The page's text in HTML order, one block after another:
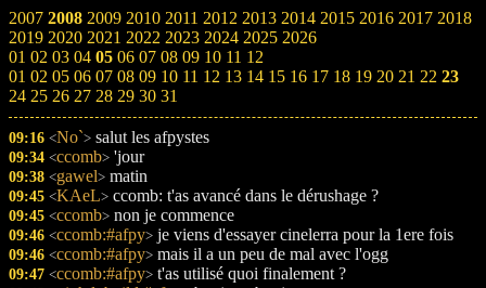
2007 2008 2009 2010 2011 2012 2013 2014 2015 2016 2017 2018
2019 2020 2021 2022 2023 2024 2025 2026
01 02 03 04 05 06 07 08 09 10 11 12
01 02 05 06 07 08 09 10 11 12 13 14 15 16 17 18 19 20 21 22 23
24 25 26 27 28 29 30 31
09:16 <No`> salut les afpystes
09:34 <ccomb> 'jour
09:38 <gawel> matin
09:45 <KAeL> ccomb: t'as avancé dans le dérushage ?
09:45 <ccomb> non je commence
09:46 <ccomb:#afpy> je viens d'essayer cinelerra pour la 1ere fois
09:46 <ccomb:#afpy> mais il a un peu de mal avec l'ogg
09:47 <ccomb:#afpy> t'as utilisé quoi finalement ?